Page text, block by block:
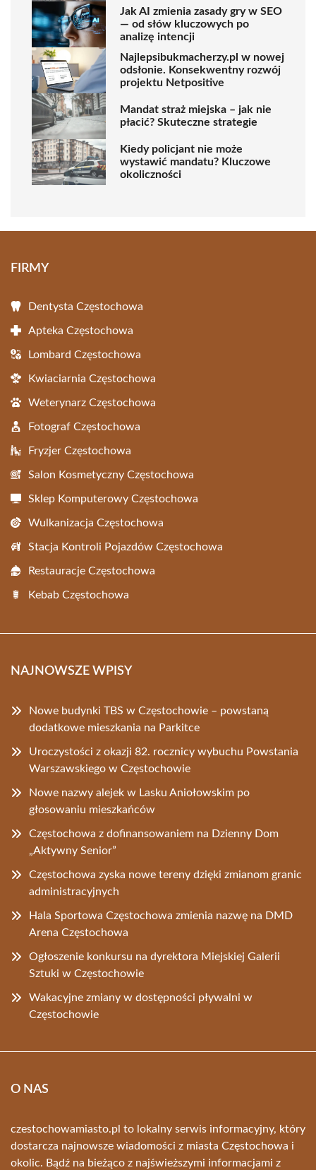
Jak AI zmienia zasady gry w SEO
— od słów kluczowych po
analizę intencji
Najlepsibukmacherzy.pl w nowej
odsłonie. Konsekwentny rozwój
projektu Netpositive
Mandat straż miejska – jak nie
płacić? Skuteczne strategie
Kiedy policjant nie może
wystawić mandatu? Kluczowe
okoliczności
FIRMY
Dentysta Częstochowa
Apteka Częstochowa
Lombard Częstochowa
Kwiaciarnia Częstochowa
Weterynarz Częstochowa
Fotograf Częstochowa
Fryzjer Częstochowa
Salon Kosmetyczny Częstochowa
Sklep Komputerowy Częstochowa
Wulkanizacja Częstochowa
Stacja Kontroli Pojazdów Częstochowa
Restauracje Częstochowa
Kebab Częstochowa
NAJNOWSZE WPISY
Nowe budynki TBS w Częstochowie – powstaną
dodatkowe mieszkania na Parkitce
Uroczystości z okazji 82. rocznicy wybuchu Powstania
Warszawskiego w Częstochowie
Nowe nazwy alejek w Lasku Aniołowskim po
głosowaniu mieszkańców
Częstochowa z dofinansowaniem na Dzienny Dom
„Aktywny Senior”
Częstochowa zyska nowe tereny dzięki zmianom granic
administracyjnych
Hala Sportowa Częstochowa zmienia nazwę na DMD
Arena Częstochowa
Ogłoszenie konkursu na dyrektora Miejskiej Galerii
Sztuki w Częstochowie
Wakacyjne zmiany w dostępności pływalni w
Częstochowie
O NAS
czestochowamiasto.pl to lokalny serwis informacyjny, który
dostarcza najnowsze wiadomości z miasta Częstochowa i
okolic. Bądź na bieżąco z najświeższymi informacjami z